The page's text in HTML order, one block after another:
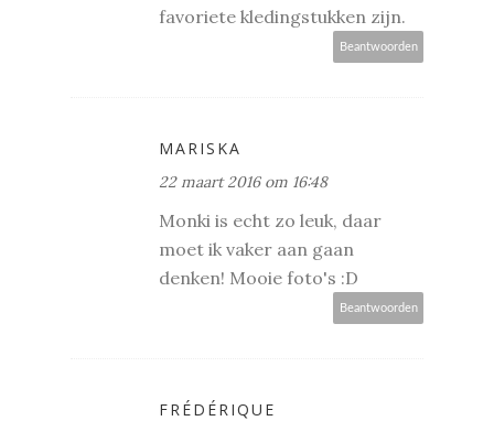
favoriete kledingstukken zijn.
Beantwoorden
MARISKA
22 maart 2016 om 16:48
Monki is echt zo leuk, daar
moet ik vaker aan gaan
denken! Mooie foto's :D
Beantwoorden
FRÉDÉRIQUE